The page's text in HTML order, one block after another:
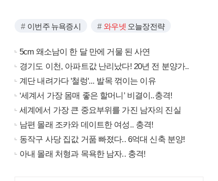
이번주 뉴욕증시 와우넷 오늘장전략
5cm 왜소남이 한 달 만에 거물 된 사연
경기도 이천, 아파트값 난리났다! 20년 전 분양가..
계단 내려가다 '철렁'... 발목 꺾이는 이유
‘세계서 가장 몸매 좋은 할머니’ 비결이..충격!
세계에서 가장 큰 중요부위를 가진 남자의 진실
남편 몰래 조카와 데이트한 여성.. 충격!
동작구 사당 집값 거품 빠졌다.. 6억대 신축 분양!
아내 몰래 처형과 목욕한 남자.. 충격!